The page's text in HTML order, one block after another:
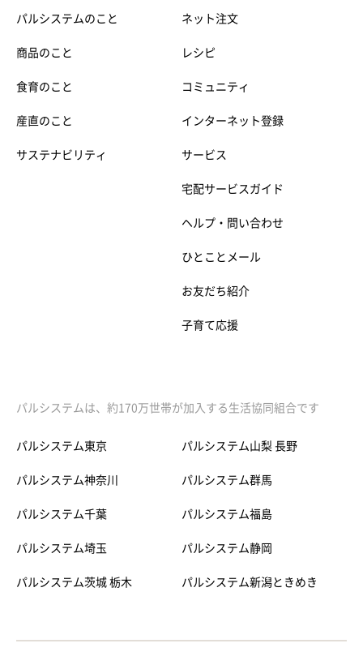
パルシステムのこと
商品のこと
食育のこと
産直のこと
サステナビリティ
ネット注文
レシピ
コミュニティ
インターネット登録
サービス
宅配サービスガイド
ヘルプ・問い合わせ
ひとことメール
お友だち紹介
子育て応援
パルシステムは、約170万世帯が加入する生活協同組合です
パルシステム東京
パルシステム神奈川
パルシステム千葉
パルシステム埼玉
パルシステム茨城 栃木
パルシステム山梨 長野
パルシステム群馬
パルシステム福島
パルシステム静岡
パルシステム新潟ときめき